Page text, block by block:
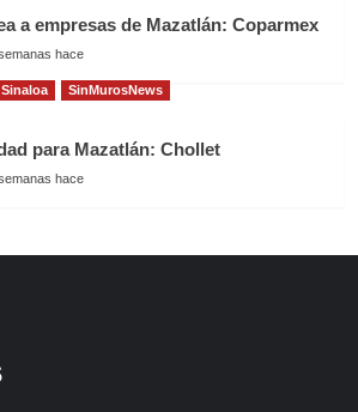
a empresas de Mazatlán: Coparmex
hace
Sinaloa SinMurosNews
para Mazatlán: Chollet
hace